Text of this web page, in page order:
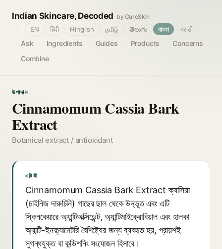
Indian Skincare, Decoded by CureSkin
Ask Ingredients Guides Products
Concerns
Combine
EN हिंदी Hinglish தமிழ் తెలుగు বাংলা मराठी
উপাদান
Cinnamomum Cassia Bark
Extract
Botanical extract / antioxidant
এটি কী
Cinnamomum Cassia Bark Extract ক্যাসিয়া
(চাইনিজ দারুচিনি) গাছের ছাল থেকে উদ্ভূত এবং এটি
স্কিনকেয়ারে অ্যান্টিঅক্সিডেন্ট, অ্যান্টিমাইক্রোবিয়াল এবং হালকা
অ্যান্টি-ইনফ্ল্যামেটরি বৈশিষ্ট্যের জন্য ব্যবহৃত হয়, প্রায়শই
সুগন্ধযুক্ত বা কন্ডিশনিং সংযোজন হিসাবে।